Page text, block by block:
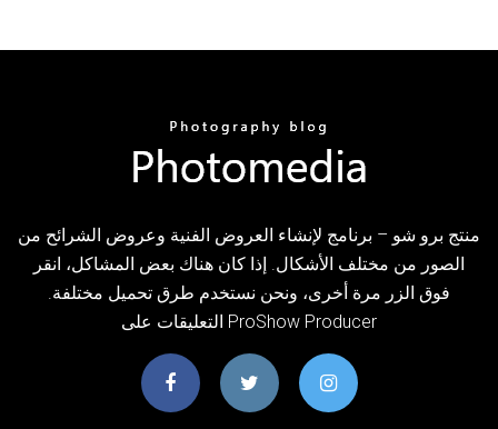
منتج برو شو – برنامج لإنشاء العروض الفنية وعروض الشرائح من
الصور من مختلف الأشكال. إذا كان هناك بعض المشاكل، انقر
فوق الزر مرة أخرى، ونحن نستخدم طرق تحميل مختلفة.
التعليقات على ProShow Producer